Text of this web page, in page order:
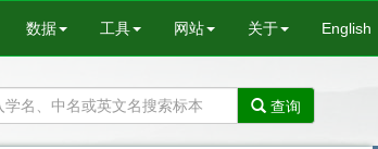
数据 工具 网站 关于 English
查询